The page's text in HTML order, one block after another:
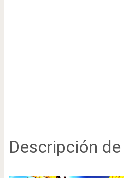
Descripción